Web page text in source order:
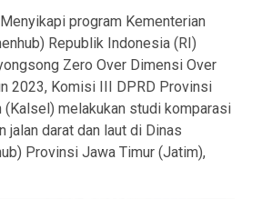
program Kementerian
Republik Indonesia (RI)
Zero Over Dimensi Over
2023, Komisi III DPRD Provinsi
(Kalsel) melakukan studi komparasi
jalan darat dan laut di Dinas
Provinsi Jawa Timur (Jatim),